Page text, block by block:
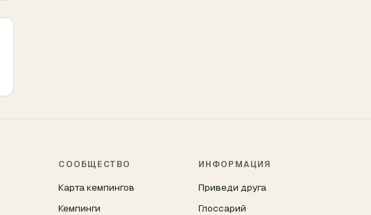
СООБЩЕСТВО
Карта кемпингов
Кемпинги
ИНФОРМАЦИЯ
Приведи друга
Глоссарий